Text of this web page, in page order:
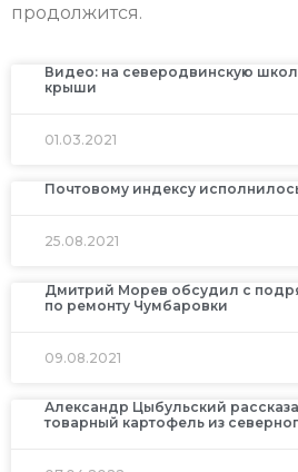
продолжится.
Видео: на северодвинскую
крыши
01.03.2021
Почтовому индексу
25.08.2021
Дмитрий Морев обсудил с
по ремонту Чумбаровки
09.08.2021
Александр Цыбульский
товарный картофель из